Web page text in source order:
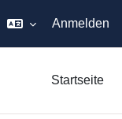
Anmelden
Startseite